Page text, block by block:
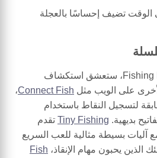
الوقت تضيف إحساسًا بالعجلة
إذا كنت تستمتع بـ Fishing Frenzy، ستعشق استكشاف
على الويب مثل Connect Fish،
لتسجيل النقاط باستخدام
بديهية. Tiny Fishing تقدم
بسيطة مثالية للعب السريع
الذين يحبون مهام الإنقاذ، Fish